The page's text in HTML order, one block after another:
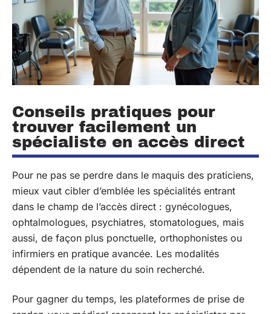
Conseils pratiques pour
trouver facilement un
spécialiste en accès direct
Pour ne pas se perdre dans le maquis des praticiens,
mieux vaut cibler d’emblée les spécialités entrant
dans le champ de l’accès direct : gynécologues,
ophtalmologues, psychiatres, stomatologues, mais
aussi, de façon plus ponctuelle, orthophonistes ou
infirmiers en pratique avancée. Les modalités
dépendent de la nature du soin recherché.
Pour gagner du temps, les plateformes de prise de